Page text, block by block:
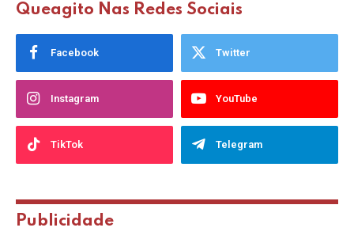
Queagito Nas Redes Sociais
Facebook Twitter
Instagram YouTube
TikTok Telegram
Publicidade